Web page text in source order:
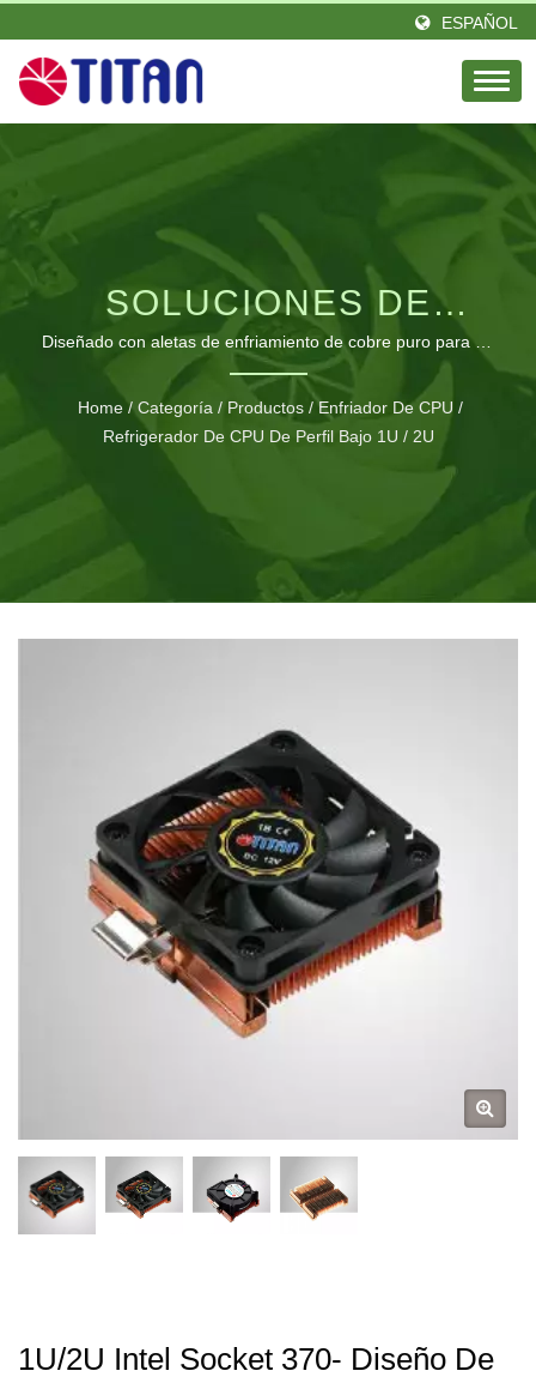
ESPAÑOL
SOLUCIONES DE
ENFRIAMIENTO DE
BAJO PERFIL
AVANZADAS PARA
SERVIDORES 1U/2U.
Diseñado con aletas de enfriamiento de cobre puro para un
rendimiento térmico máximo en entornos con espacio
limitado.
Home / Categoría / Productos / Enfriador De CPU /
Refrigerador De CPU De Perfil Bajo 1U / 2U
1U/2U Intel Socket 370- Diseño De